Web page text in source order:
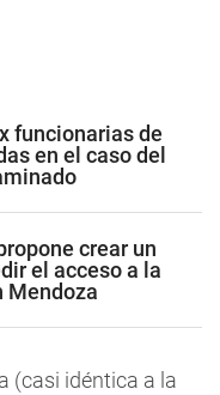
funcionarias de
en el caso del
crear un
el acceso a la
Mendoza
(casi idéntica a la